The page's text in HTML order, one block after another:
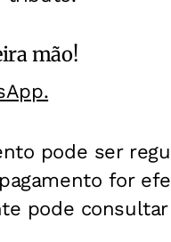
mão!
pode ser
for
pode consultar